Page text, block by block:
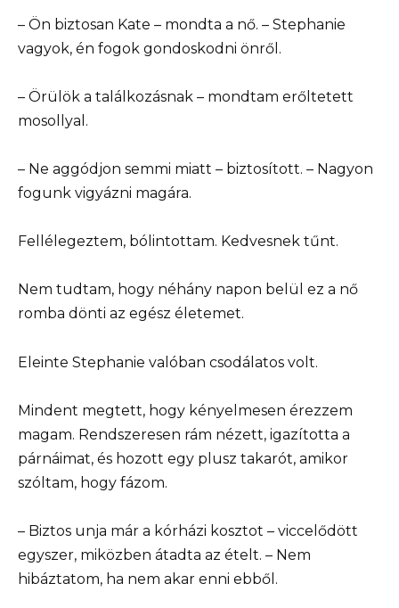
– Ön biztosan Kate – mondta a nő. – Stephanie
vagyok, én fogok gondoskodni önről.
– Örülök a találkozásnak – mondtam erőltetett
mosollyal.
– Ne aggódjon semmi miatt – biztosított. – Nagyon
fogunk vigyázni magára.
Fellélegeztem, bólintottam. Kedvesnek tűnt.
Nem tudtam, hogy néhány napon belül ez a nő
romba dönti az egész életemet.
Eleinte Stephanie valóban csodálatos volt.
Mindent megtett, hogy kényelmesen érezzem
magam. Rendszeresen rám nézett, igazította a
párnáimat, és hozott egy plusz takarót, amikor
szóltam, hogy fázom.
– Biztos unja már a kórházi kosztot – viccelődött
egyszer, miközben átadta az ételt. – Nem
hibáztatom, ha nem akar enni ebből.